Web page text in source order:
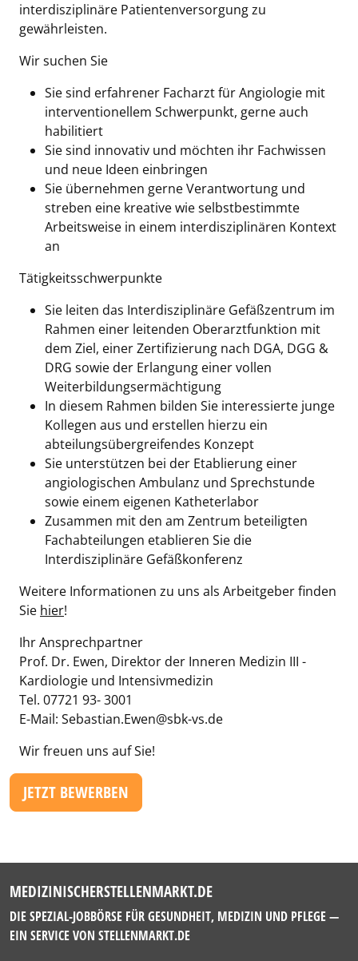
interdisziplinäre Patientenversorgung zu
gewährleisten.
Wir suchen Sie
Sie sind erfahrener Facharzt für Angiologie mit
interventionellem Schwerpunkt, gerne auch
habilitiert
Sie sind innovativ und möchten ihr Fachwissen
und neue Ideen einbringen
Sie übernehmen gerne Verantwortung und
streben eine kreative wie selbstbestimmte
Arbeitsweise in einem interdisziplinären Kontext
an
Tätigkeitsschwerpunkte
Sie leiten das Interdisziplinäre Gefäßzentrum im
Rahmen einer leitenden Oberarztfunktion mit
dem Ziel, einer Zertifizierung nach DGA, DGG &
DRG sowie der Erlangung einer vollen
Weiterbildungsermächtigung
In diesem Rahmen bilden Sie interessierte junge
Kollegen aus und erstellen hierzu ein
abteilungsübergreifendes Konzept
Sie unterstützen bei der Etablierung einer
angiologischen Ambulanz und Sprechstunde
sowie einem eigenen Katheterlabor
Zusammen mit den am Zentrum beteiligten
Fachabteilungen etablieren Sie die
Interdisziplinäre Gefäßkonferenz
Weitere Informationen zu uns als Arbeitgeber finden
Sie hier!
Ihr Ansprechpartner
Prof. Dr. Ewen, Direktor der Inneren Medizin III -
Kardiologie und Intensivmedizin
Tel. 07721 93- 3001
E-Mail: Sebastian.Ewen@sbk-vs.de
Wir freuen uns auf Sie!
JETZT BEWERBEN
MEDIZINISCHERSTELLENMARKT.DE
DIE SPEZIAL-JOBBÖRSE FÜR GESUNDHEIT, MEDIZIN UND PFLEGE —
EIN SERVICE VON STELLENMARKT.DE